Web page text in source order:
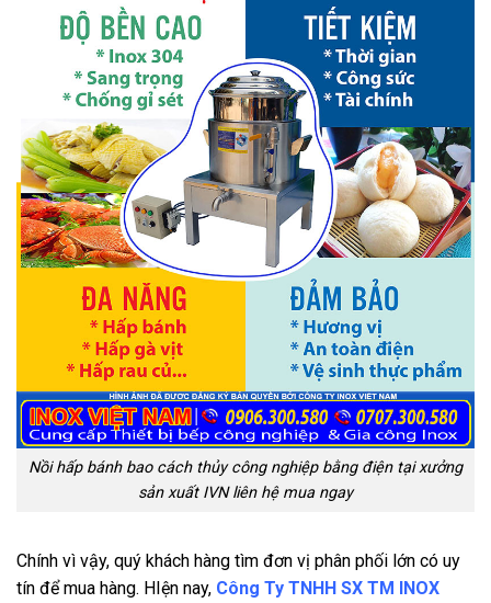
Nồi hấp bánh bao cách thủy công nghiệp bằng điện tại xưởng
sản xuất IVN liên hệ mua ngay
Chính vì vậy, quý khách hàng tìm đơn vị phân phối lớn có uy
tín để mua hàng. HIện nay, Công Ty TNHH SX TM INOX